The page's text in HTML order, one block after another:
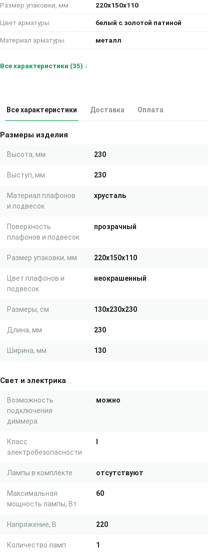
Размер упаковки, мм 220x150x110
Цвет арматуры белый с золотой патиной
Материал арматуры металл
Все характеристики (35) ↓
Все характеристики Доставка Оплата
Размеры изделия
Высота, мм 230
Выступ, мм 230
Материал плафонов
и подвесок
хрусталь
Поверхность
плафонов и подвесок
прозрачный
Размер упаковки, мм 220x150x110
Цвет плафонов и
подвесок
неокрашенный
Размеры, см 130x230x230
Длина, мм 230
Ширина, мм 130
Свет и электрика
Возможность
подключения
диммера
можно
Класс
электробезопасности
Лампы в комплекте отсутствуют
Максимальная
мощность лампы, Вт
60
Напряжение, В 220
Количество ламп 1